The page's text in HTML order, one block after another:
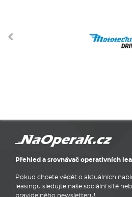
Přehled a srovnávač operativních
Pokud chcete vědět o aktuálních
leasingu sledujte naše sociální sítě
pravidelného newsletteru!